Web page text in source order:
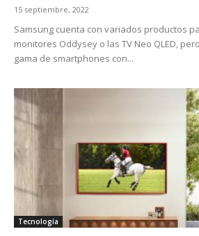
15 septiembre, 2022
Samsung cuenta con variados productos
monitores Oddysey o las TV Neo QLED,
gama de smartphones con...
Tecnología